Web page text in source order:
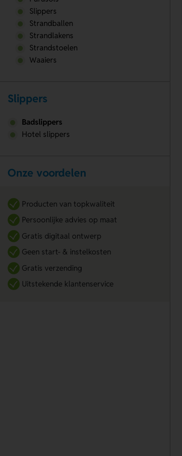
Slippers
Strandballen
Strandlakens
Strandstoelen
Waaiers
Slippers
Badslippers
Hotel slippers
Onze voordelen
Producten van topkwaliteit
Persoonlijke advies op maat
Gratis digitaal ontwerp
Geen start- & instelkosten
Gratis verzending
Uitstekende klantenservice